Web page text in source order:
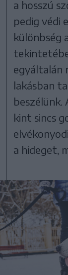
a hosszú
pedig védi
különbség
egyáltalán
lakásban
beszélünk.
kint sincs
a hideget,